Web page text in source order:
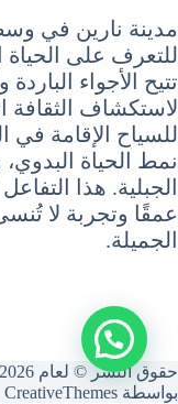
مدينة نارين في
للتعرف على الحياة
تتيح الأجواء
لاستكشاف الثقافة
للسياح الإقامة في
نمط الحياة
الجبلية. هذا
عمقًا وتجربة لا
الجميلة.
بواسطة CreativeThemes